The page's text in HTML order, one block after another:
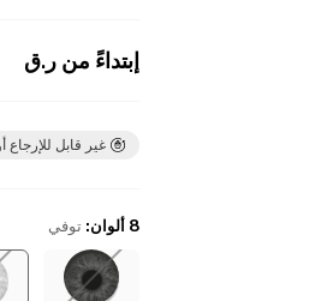
إبتداءً من ر.ق
غير قابل للإرجاع
8 ألوان : توفي